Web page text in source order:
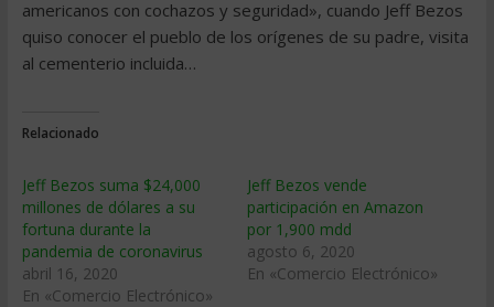
americanos con cochazos y seguridad», cuando Jeff Bezos
quiso conocer el pueblo de los orígenes de su padre, visita
al cementerio incluida…
Relacionado
Jeff Bezos suma $24,000
millones de dólares a su
fortuna durante la
pandemia de coronavirus
abril 16, 2020
En «Comercio Electrónico»
Jeff Bezos vende
participación en Amazon
por 1,900 mdd
agosto 6, 2020
En «Comercio Electrónico»